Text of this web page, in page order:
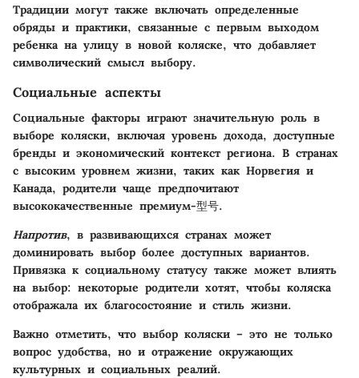
Традиции могут также включать определенные
обряды и практики, связанные с первым выходом
ребенка на улицу в новой коляске, что добавляет
символический смысл выбору.
Социальные аспекты
Социальные факторы играют значительную роль в
выборе коляски, включая уровень дохода, доступные
бренды и экономический контекст региона. В странах
с высоким уровнем жизни, таких как Норвегия и
Канада, родители чаще предпочитают
высококачественные премиум-型号.
Напротив, в развивающихся странах может
доминировать выбор более доступных вариантов.
Привязка к социальному статусу также может влиять
на выбор: некоторые родители хотят, чтобы коляска
отображала их благосостояние и стиль жизни.
Важно отметить, что выбор коляски – это не только
вопрос удобства, но и отражение окружающих
культурных и социальных реалий.